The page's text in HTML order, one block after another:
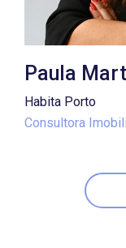
Paula
Habita Porto
Consultora